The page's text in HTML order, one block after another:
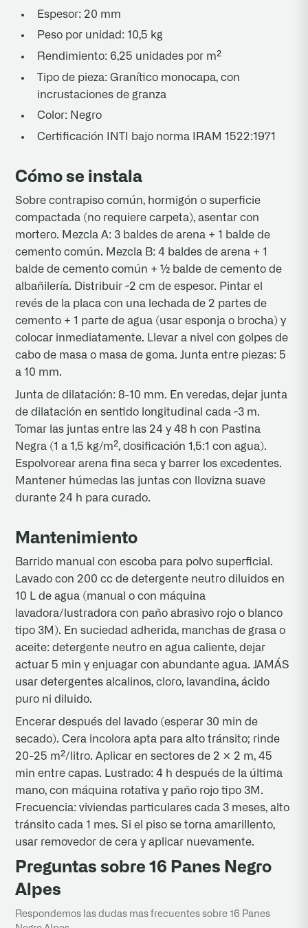
Espesor: 20 mm
Peso por unidad: 10,5 kg
Rendimiento: 6,25 unidades por m²
Tipo de pieza: Granítico monocapa, con
incrustaciones de granza
Color: Negro
Certificación INTI bajo norma IRAM 1522:1971
Cómo se instala
Sobre contrapiso común, hormigón o superficie
compactada (no requiere carpeta), asentar con
mortero. Mezcla A: 3 baldes de arena + 1 balde de
cemento común. Mezcla B: 4 baldes de arena + 1
balde de cemento común + ½ balde de cemento de
albañilería. Distribuir ~2 cm de espesor. Pintar el
revés de la placa con una lechada de 2 partes de
cemento + 1 parte de agua (usar esponja o brocha) y
colocar inmediatamente. Llevar a nivel con golpes de
cabo de masa o masa de goma. Junta entre piezas: 5
a 10 mm.
Junta de dilatación: 8-10 mm. En veredas, dejar junta
de dilatación en sentido longitudinal cada ~3 m.
Tomar las juntas entre las 24 y 48 h con Pastina
Negra (1 a 1,5 kg/m², dosificación 1,5:1 con agua).
Espolvorear arena fina seca y barrer los excedentes.
Mantener húmedas las juntas con llovizna suave
durante 24 h para curado.
Mantenimiento
Barrido manual con escoba para polvo superficial.
Lavado con 200 cc de detergente neutro diluidos en
10 L de agua (manual o con máquina
lavadora/lustradora con paño abrasivo rojo o blanco
tipo 3M). En suciedad adherida, manchas de grasa o
aceite: detergente neutro en agua caliente, dejar
actuar 5 min y enjuagar con abundante agua. JAMÁS
usar detergentes alcalinos, cloro, lavandina, ácido
puro ni diluido.
Encerar después del lavado (esperar 30 min de
secado). Cera incolora apta para alto tránsito; rinde
20-25 m²/litro. Aplicar en sectores de 2 × 2 m, 45
min entre capas. Lustrado: 4 h después de la última
mano, con máquina rotativa y paño rojo tipo 3M.
Frecuencia: viviendas particulares cada 3 meses, alto
tránsito cada 1 mes. Si el piso se torna amarillento,
usar removedor de cera y aplicar nuevamente.
Preguntas sobre 16 Panes Negro
Alpes
Respondemos las dudas mas frecuentes sobre 16 Panes